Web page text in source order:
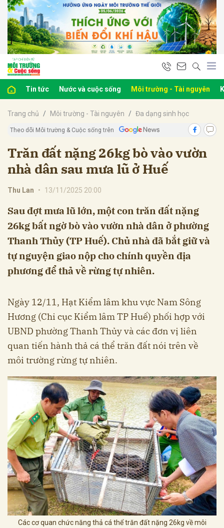
Tin tức Nước và cuộc sống Môi trường - Tài nguyên
Trang chủ Môi trường - Tài nguyên Đa dạng sinh học
Theo dõi Môi trường & Cuộc sống trên
Trăn đất nặng 26kg bò vào vườn
nhà dân sau mưa lũ ở Huế
Thu Lan • 13/11/2025 20:00
Sau đợt mưa lũ lớn, một con trăn đất nặng
26kg bất ngờ bò vào vườn nhà dân ở phường
Thanh Thủy (TP Huế). Chủ nhà đã bắt giữ và
tự nguyện giao nộp cho chính quyền địa
phương để thả về rừng tự nhiên.
Ngày 12/11, Hạt Kiểm lâm khu vực Nam Sông
Hương (Chi cục Kiểm lâm TP Huế) phối hợp với
UBND phường Thanh Thủy và các đơn vị liên
quan tiến hành thả cá thể trăn đất nói trên về
môi trường rừng tự nhiên.
Các cơ quan chức năng thả cá thể trăn đất nặng 26kg về môi
luận